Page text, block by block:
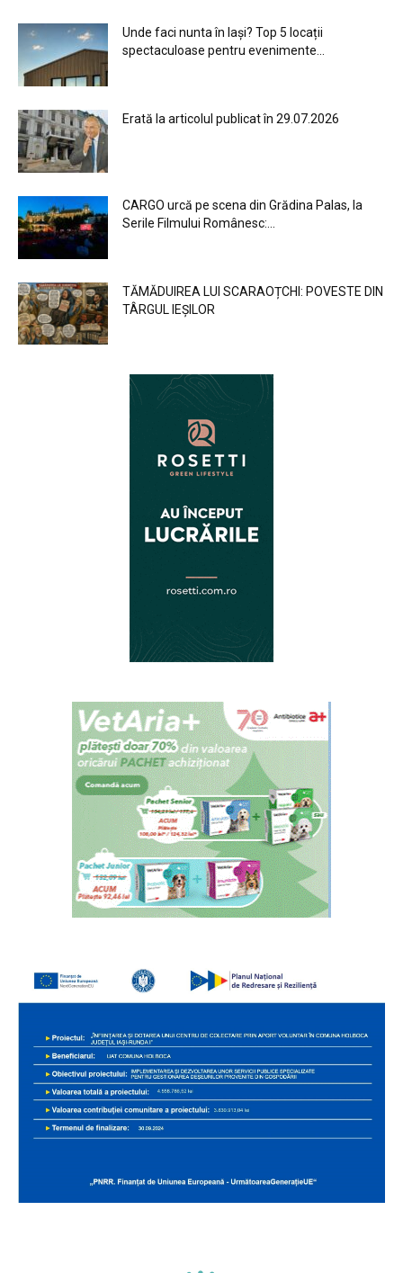
Unde faci nunta în Iași? Top 5 locații
spectaculoase pentru evenimente...
Erată la articolul publicat în 29.07.2026
CARGO urcă pe scena din Grădina Palas, la
Serile Filmului Românesc:...
TĂMĂDUIREA LUI SCARAOȚCHI: POVESTE DIN
TÂRGUL IEȘILOR